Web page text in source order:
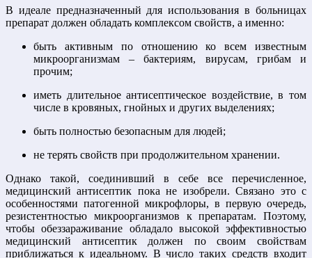
В идеале предназначенный для использования в больницах
препарат должен обладать комплексом свойств, а именно:
быть активным по отношению ко всем известным
микроорганизмам – бактериям, вирусам, грибам и
прочим;
иметь длительное антисептическое воздействие, в том
числе в кровяных, гнойных и других выделениях;
быть полностью безопасным для людей;
не терять свойств при продолжительном хранении.
Однако такой, соединивший в себе все перечисленное,
медицинский антисептик пока не изобрели. Связано это с
особенностями патогенной микрофлоры, в первую очередь,
резистентностью микроорганизмов к препаратам. Поэтому,
чтобы обеззараживание обладало высокой эффективностью
медицинский антисептик должен по своим свойствам
приближаться к идеальному. В число таких средств входит